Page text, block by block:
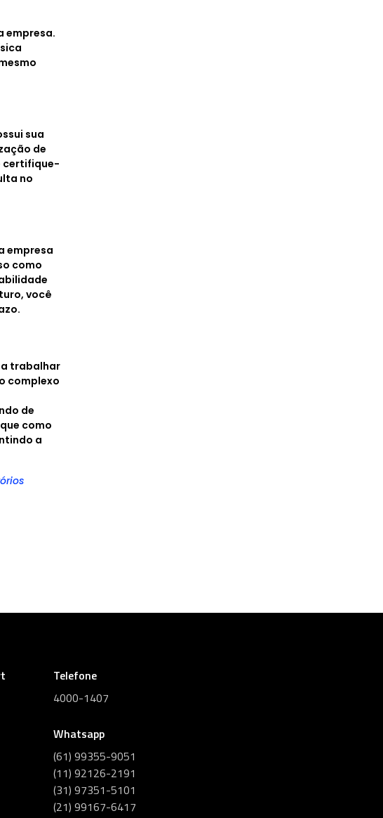
empresa.
sua
de
certifique-
no
empresa
como
você
trabalhar
complexo
de
como
a
Telefone
4000-1407
Whatsapp
(61) 99355-9051
(11) 92126-2191
(31) 97351-5101
(21) 99167-6417